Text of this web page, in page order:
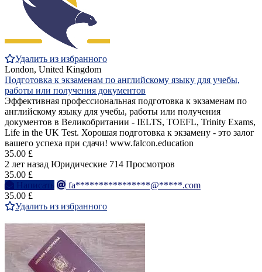
Удалить из избранного
London, United Kingdom
Подготовка к экзаменам по английскому языку для учебы,
работы или получения документов
Эффективная профессиональная подготовка к экзаменам по
английскому языку для учебы, работы или получения
документов в Великобритании - IELTS, TOEFL, Trinity Exams,
Life in the UK Test. Хорошая подготовка к экзамену - это залог
вашего успеха при сдачи! www.falcon.education
35.00 £
2 лет назад Юридические 714 Просмотров
35.00 £
Написать
fa****************@*****.com
35.00 £
Удалить из избранного